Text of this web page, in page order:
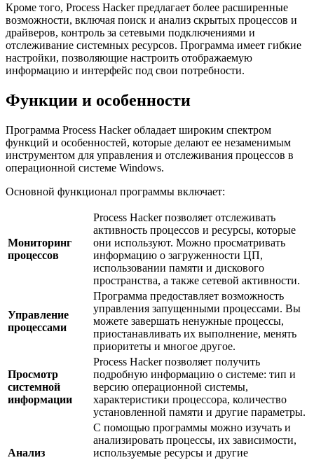
Кроме того, Process Hacker предлагает более расширенные
возможности, включая поиск и анализ скрытых процессов и
драйверов, контроль за сетевыми подключениями и
отслеживание системных ресурсов. Программа имеет гибкие
настройки, позволяющие настроить отображаемую
информацию и интерфейс под свои потребности.
Функции и особенности
Программа Process Hacker обладает широким спектром
функций и особенностей, которые делают ее незаменимым
инструментом для управления и отслеживания процессов в
операционной системе Windows.
Основной функционал программы включает:
Мониторинг
процессов
Process Hacker позволяет отслеживать
активность процессов и ресурсы, которые
они используют. Можно просматривать
информацию о загруженности ЦП,
использовании памяти и дискового
пространства, а также сетевой активности.
Управление
процессами
Программа предоставляет возможность
управления запущенными процессами. Вы
можете завершать ненужные процессы,
приостанавливать их выполнение, менять
приоритеты и многое другое.
Просмотр
системной
информации
Process Hacker позволяет получить
подробную информацию о системе: тип и
версию операционной системы,
характеристики процессора, количество
установленной памяти и другие параметры.
Анализ
С помощью программы можно изучать и
анализировать процессы, их зависимости,
используемые ресурсы и другие